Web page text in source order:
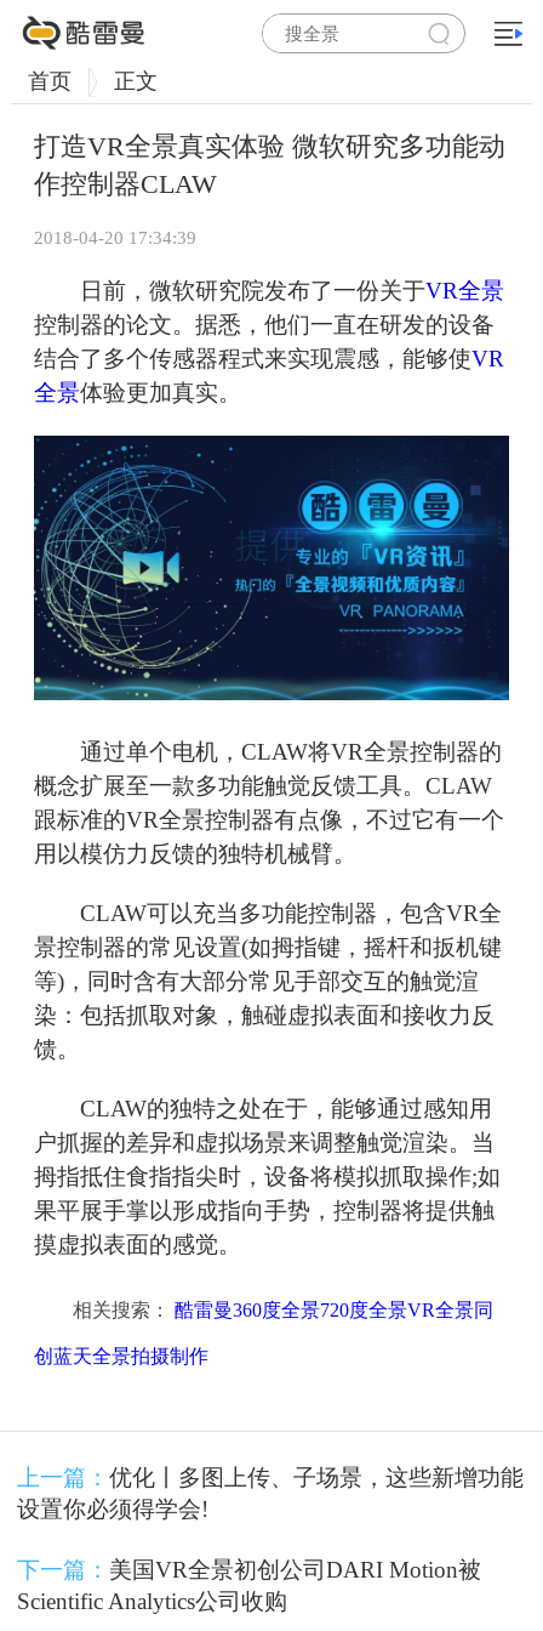
首页 正文
打造VR全景真实体验 微软研究多功能动
作控制器CLAW
2018-04-20 17:34:39
日前，微软研究院发布了一份关于VR全景
控制器的论文。据悉，他们一直在研发的设备
结合了多个传感器程式来实现震感，能够使VR
全景体验更加真实。
通过单个电机，CLAW将VR全景控制器的
概念扩展至一款多功能触觉反馈工具。CLAW
跟标准的VR全景控制器有点像，不过它有一个
用以模仿力反馈的独特机械臂。
CLAW可以充当多功能控制器，包含VR全
景控制器的常见设置(如拇指键，摇杆和扳机键
等)，同时含有大部分常见手部交互的触觉渲
染：包括抓取对象，触碰虚拟表面和接收力反
馈。
CLAW的独特之处在于，能够通过感知用
户抓握的差异和虚拟场景来调整触觉渲染。当
拇指抵住食指指尖时，设备将模拟抓取操作;如
果平展手掌以形成指向手势，控制器将提供触
摸虚拟表面的感觉。
相关搜索： 酷雷曼360度全景720度全景VR全景同
创蓝天全景拍摄制作
上一篇： 优化丨多图上传、子场景，这些新增功能
设置你必须得学会!
下一篇： 美国VR全景初创公司DARI Motion被
Scientific Analytics公司收购